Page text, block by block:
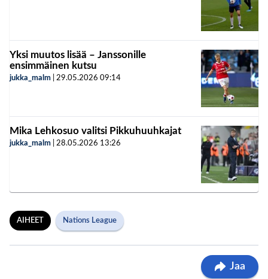
Yksi muutos lisää – Janssonille
ensimmäinen kutsu
jukka_malm 29.05.2026 09:14
Mika Lehkosuo valitsi Pikkuhuuhkajat
jukka_malm 28.05.2026 13:26
AIHEET Nations League
Jaa